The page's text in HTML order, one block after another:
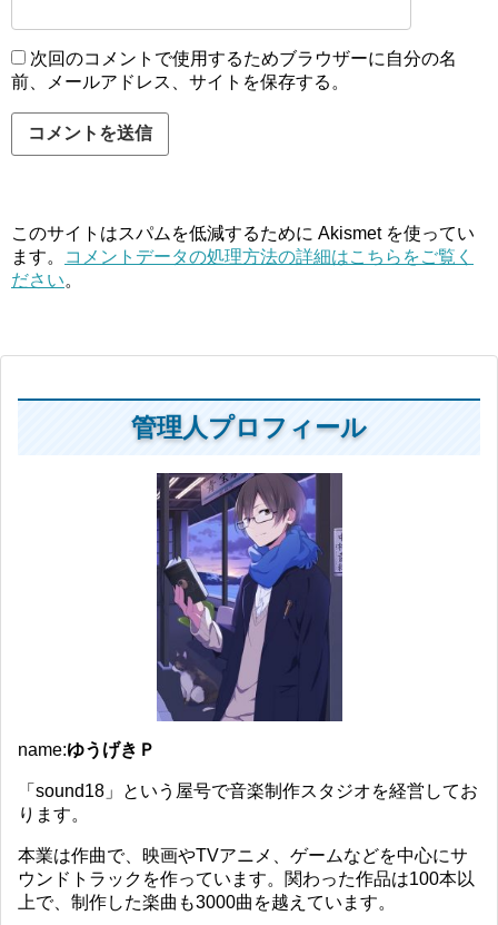
次回のコメントで使用するためブラウザーに自分の名
前、メールアドレス、サイトを保存する。
このサイトはスパムを低減するために Akismet を使ってい
ます。
コメントデータの処理方法の詳細はこちらをご覧く
ださい。
管理人プロフィール
name:ゆうげきＰ
「sound18」という屋号で音楽制作スタジオを経営してお
ります。
本業は作曲で、映画やTVアニメ、ゲームなどを中心にサ
ウンドトラックを作っています。関わった作品は100本以
上で、制作した楽曲も3000曲を越えています。